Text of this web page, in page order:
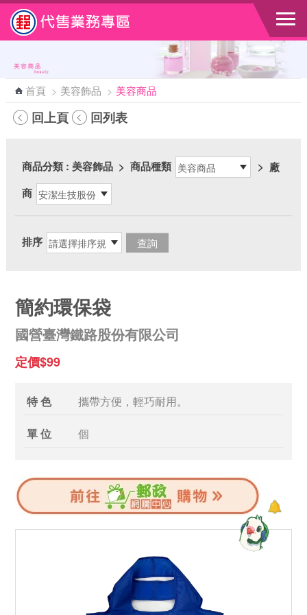
跳到主要內容區塊
首頁 > 美容飾品 > 美容商品
回上頁 回列表
商品分類: 美容飾品 > 商品種類 > 廠
商
排序
簡約環保袋
國營臺灣鐵路股份有限公司
定價$99
特 色 攜帶方便，輕巧耐用。
單 位 個